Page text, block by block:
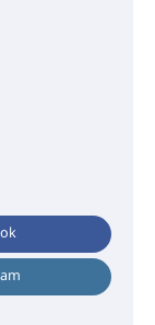
യുടെ
പൊരുതി